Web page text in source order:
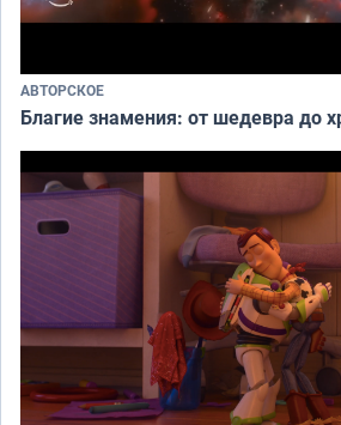
АВТОРСКОЕ
Благие знамения: от шедевра до